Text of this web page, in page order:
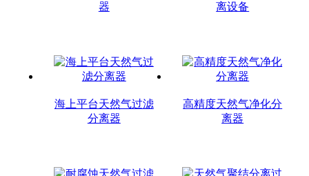
器
离设备
海上平台天然气过滤
分离器
高精度天然气净化分
离器